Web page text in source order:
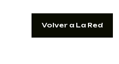
Volver a La Red